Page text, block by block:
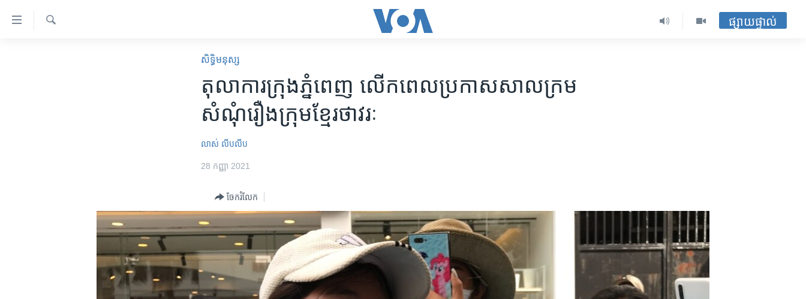
ទៅ​
ផ្សាយផ្ទាល់
សិទ្ធិ​មនុស្ស
តុលាការ​ក្រុង​ភ្នំពេញ លើក​ពេល​ប្រកាស​សាលក្រម​
សំណុំរឿង​ក្រុម​ខ្មែរថាវរៈ
លាស់ លីបលីប
28 កញ្ញា 2021
ចែករំលែក